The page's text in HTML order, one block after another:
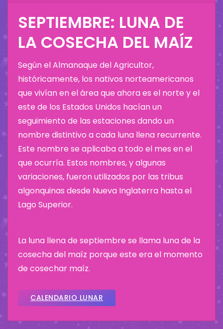
SEPTIEMBRE: LUNA DE
LA COSECHA DEL MAÍZ
Según el Almanaque del Agricultor,
históricamente, los nativos norteamericanos
que vivían en el área que ahora es el norte y el
este de los Estados Unidos hacían un
seguimiento de las estaciones dando un
nombre distintivo a cada luna llena recurrente.
Este nombre se aplicaba a todo el mes en el
que ocurría. Estos nombres, y algunas
variaciones, fueron utilizados por las tribus
algonquinas desde Nueva Inglaterra hasta el
Lago Superior.
La luna llena de septiembre se llama luna de la
cosecha del maíz porque este era el momento
de cosechar maíz.
CALENDARIO LUNAR